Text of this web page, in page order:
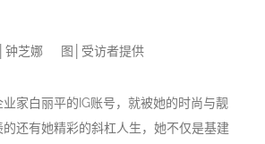
钟芝娜 图│ 受访者提供
家白丽平的 IG账号，就被她的时尚与靓
还有她精彩的斜杠人生，她不仅是基建